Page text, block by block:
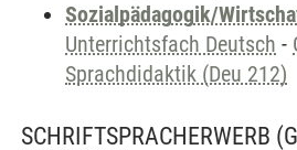
Sozialpädagogik/
Unterrichtsfach Deutsch -
Sprachdidaktik (Deu 212)
SCHRIFTSPRACHERWERB